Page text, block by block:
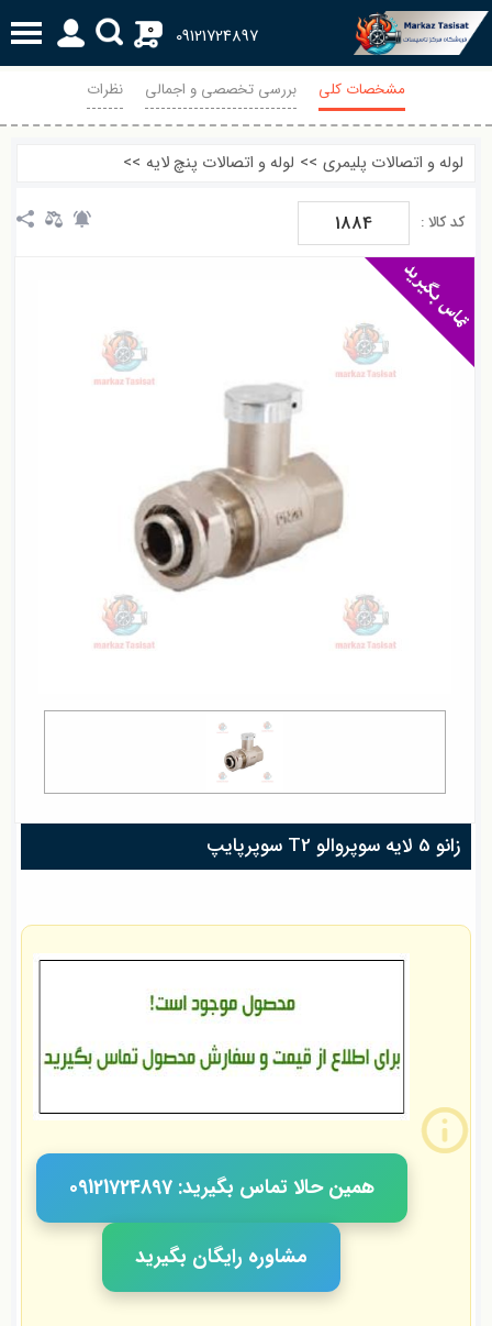
09121724897
0
مشخصات کلی بررسی تخصصی و اجمالی نظرات
لوله و اتصالات پلیمری >> لوله و اتصالات پنچ لایه >>
کد کالا : 1884
زانو 5 لایه سوپروالو T2 سوپرپایپ
همین حالا تماس بگیرید: 09121724897
مشاوره رایگان بگیرید